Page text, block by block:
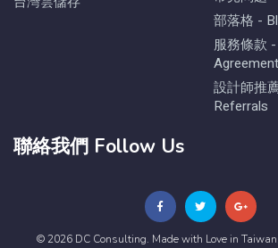
部落格 -
服務條款
設計師推
Referrals
聯絡我們 Follow Us
© 2026 DC Consulting. Made with Love in